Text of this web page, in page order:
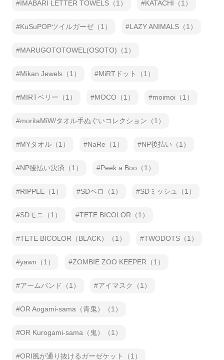
IMABARI LETTER TOWELS（1） KATACHI（1）
KuSuPOPツイルガーゼ（1） LAZY ANIMALS（1）
MARUGOTOTOWEL(OSOTO)（1）
Mikan Jewels（1） MiRTドット（1）
MIRTベリー（1） MOCO（1） moimoi（1）
moritaMiW/タオル手ぬぐいコレクション（1）
MYタオル（1） NaRe（1） NP後払い（1）
NP後払い決済（1） Peek a Boo（1）
RIPPLE（1） SDペロ（1） SDミッシュ（1）
SDモニ（1） TETE BICOLOR（1）
TETE BICOLOR（BLACK）（1） TWODOTS（1）
yawn（1） ZOMBIE ZOO KEEPER（1）
アームバンド（1） アイマスク（1）
OR Aogami-sama（青鬼）（1）
OR Kurogami-sama（鬼）（1）
ORI風が通り抜けるガーゼケット（1）